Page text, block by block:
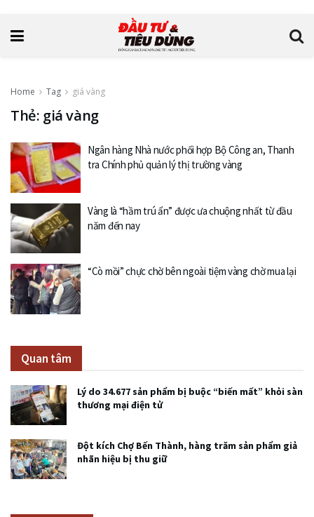
Home Tag giá vàng
Thẻ: giá vàng
Ngân hàng Nhà nước phối hợp Bộ Công an, Thanh
tra Chính phủ quản lý thị trường vàng
Vàng là “hầm trú ẩn” được ưa chuộng nhất từ đầu
năm đến nay
“Cò mồi” chực chờ bên ngoài tiệm vàng chờ mua lại
Quan tâm
Lý do 34.677 sản phẩm bị buộc “biến mất” khỏi sàn
thương mại điện tử
Đột kích Chợ Bến Thành, hàng trăm sản phẩm giả
nhãn hiệu bị thu giữ